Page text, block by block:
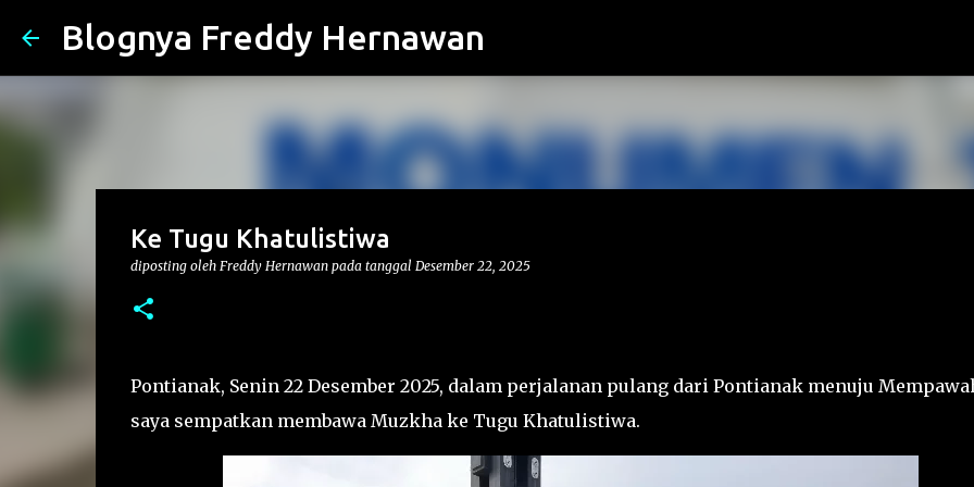
Blognya Freddy Hernawan
Ke Tugu Khatulistiwa
diposting oleh Freddy Hernawan pada tanggal Desember 22, 2025
Pontianak, Senin 22 Desember 2025, dalam perjalanan pulang dari Pontianak menuju
saya sempatkan membawa Muzkha ke Tugu Khatulistiwa.